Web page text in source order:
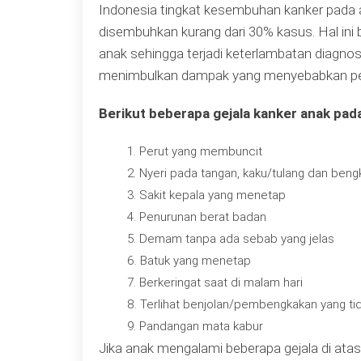
Indonesia tingkat kesembuhan kanker
disembuhkan kurang dari 30% kasus. Hal
anak sehingga terjadi keterlambatan
menimbulkan dampak yang menyebabkan
Berikut beberapa gejala kanker anak
Perut yang membuncit
Nyeri pada tangan, kaku/tulang dan
Sakit kepala yang menetap
Penurunan berat badan
Demam tanpa ada sebab yang jelas
Batuk yang menetap
Berkeringat saat di malam hari
Terlihat benjolan/pembengkakan yang
Pandangan mata kabur
Jika anak mengalami beberapa gejala di